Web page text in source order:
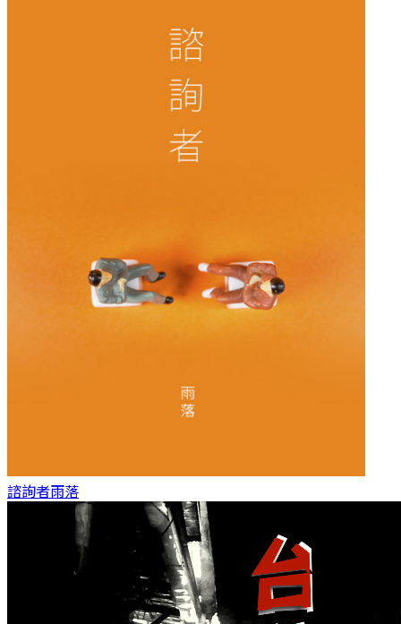
諮詢者雨落